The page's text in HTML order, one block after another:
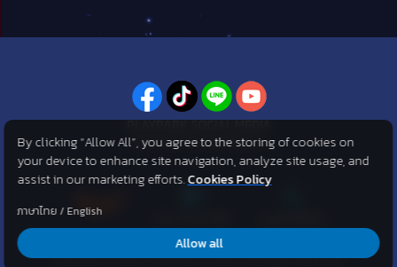
PLAYPARK SOCIAL MEDIA
ไม่พลาดทุกข่าวสารจาก PlayPark
©2007 KOG corporation . All Rights Reserved. ©2012 Asphere
Innovations Public Company Limited. All Rights Reserved.
By clicking “Allow All”, you agree to the storing of cookies on
your device to enhance site navigation, analyze site usage, and
assist in our marketing efforts.Cookies Policy
ภาษาไทย / English
Allow all